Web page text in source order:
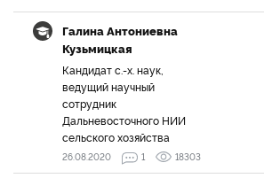
Галина Антониевна
Кузьмицкая
Кандидат с.-х. наук,
ведущий научный
сотрудник
Дальневосточного НИИ
сельского хозяйства
26.08.2020 1 18303